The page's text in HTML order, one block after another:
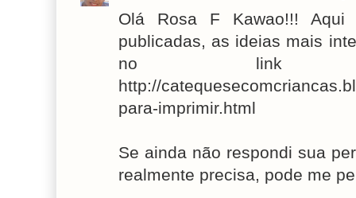
Olá Rosa F Kawao!!!
publicadas, as ideias mais
no link
http://
para-imprimir.html
Se ainda não respondi sua
realmente precisa, pode me